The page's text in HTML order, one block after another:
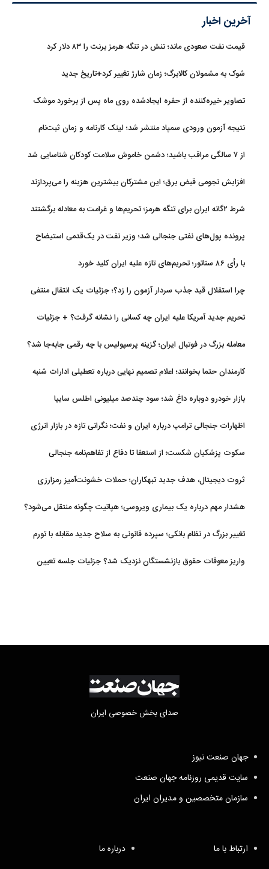
آخرین اخبار
قیمت نفت صعودی ماند؛ تنش در تنگه هرمز برنت را ۸۳ دلار کرد
شوک به مشمولان کالابرگ؛ زمان شارژ تغییر کرد+تاریخ جدید
تصاویر خیره‌کننده از حفره ایجادشده روی ماه پس از برخورد موشک
نتیجه آزمون ورودی سمپاد منتشر شد؛ لینک کارنامه و زمان ثبت‌نام
از ۷ سالگی مراقب باشید؛ دشمن خاموش سلامت کودکان شناسایی شد
افزایش نجومی قبض برق؛ این مشترکان بیشترین هزینه را می‌پردازند
شرط ۲گانه ایران برای تنگه هرمز؛ تحریم‌ها و غرامت به معادله برگشتند
پرونده پول‌های نفتی جنجالی شد؛ وزیر نفت در یک‌قدمی استیضاح
با رأی ۸۶ سناتور؛ تحریم‌های تازه علیه ایران کلید خورد
چرا استقلال قید جذب سردار آزمون را زد؟؛ جزئیات یک انتقال منتفی
تحریم جدید آمریکا علیه ایران چه کسانی را نشانه گرفت؟ + جزئیات
معامله بزرگ در فوتبال ایران؛ گزینه پرسپولیس با چه رقمی جابه‌جا شد؟
کارمندان حتما بخوانند؛ اعلام تصمیم نهایی درباره تعطیلی ادارات شنبه
بازار خودرو دوباره داغ شد؛ سود چندصد میلیونی اطلس سایپا
اظهارات جنجالی ترامپ درباره ایران و نفت؛ نگرانی تازه در بازار انرژی
سکوت پزشکیان شکست؛ از استعفا تا دفاع از تفاهم‌نامه جنجالی
ثروت دیجیتال، هدف جدید تبهکاران؛ حملات خشونت‌آمیز رمزارزی
هشدار مهم درباره یک بیماری ویروسی؛ هپاتیت چگونه منتقل می‌شود؟
تغییر بزرگ در نظام بانکی؛ سپرده قانونی به سلاح جدید مقابله با تورم
واریز معوقات حقوق بازنشستگان نزدیک شد؟ جزئیات جلسه تعیین
صدای بخش خصوصی ایران
جهان صنعت نیوز
سایت قدیمی روزنامه جهان صنعت
سازمان متخصصین و مدیران ایران
ارتباط با ما درباره ما